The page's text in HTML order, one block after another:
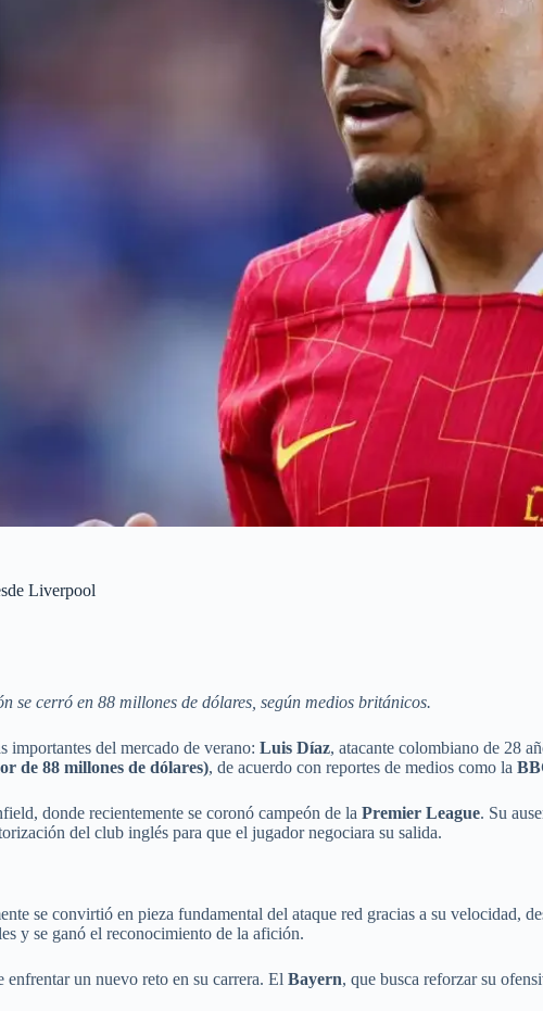
Liverpool
cerró en 88 millones de dólares, según medios británicos.
importantes del mercado de verano: Luis Díaz, atacante colombiano de 28
de 88 millones de dólares), de acuerdo con reportes de medios como la
donde recientemente se coronó campeón de la Premier League. Su
del club inglés para que el jugador negociara su salida.
se convirtió en pieza fundamental del ataque red gracias a su velocidad,
y se ganó el reconocimiento de la afición.
enfrentar un nuevo reto en su carrera. El Bayern, que busca reforzar su